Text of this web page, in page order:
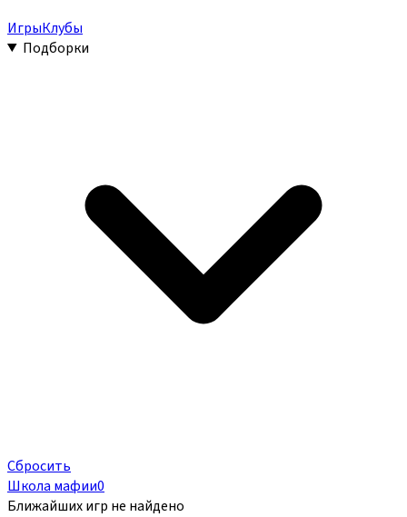
ИгрыКлубы
Подборки
Сбросить
Школа мафии0
Ближайших игр не найдено